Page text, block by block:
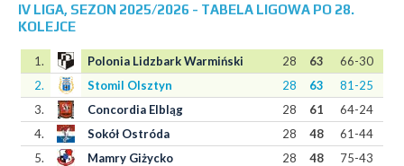
IV LIGA, SEZON 2025/2026 - TABELA LIGOWA PO 28.
KOLEJCE
1. Polonia Lidzbark Warmiński 28 63
66-30
2.
Stomil Olsztyn 28 63
81-25
3.
Concordia Elbląg 28 61
64-24
4.
Sokół Ostróda 28 48
61-44
5.
Mamry Giżycko 28 48
75-43